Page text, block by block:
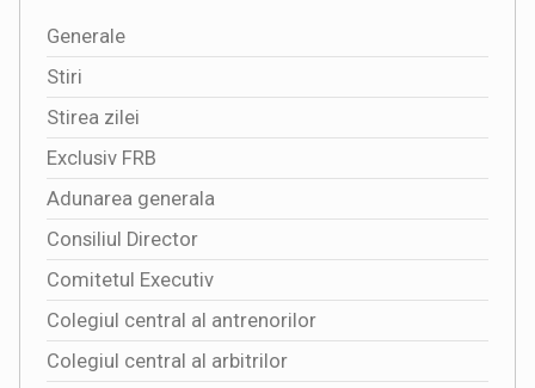
Generale
Stiri
Stirea zilei
Exclusiv FRB
Adunarea generala
Consiliul Director
Comitetul Executiv
Colegiul central al antrenorilor
Colegiul central al arbitrilor